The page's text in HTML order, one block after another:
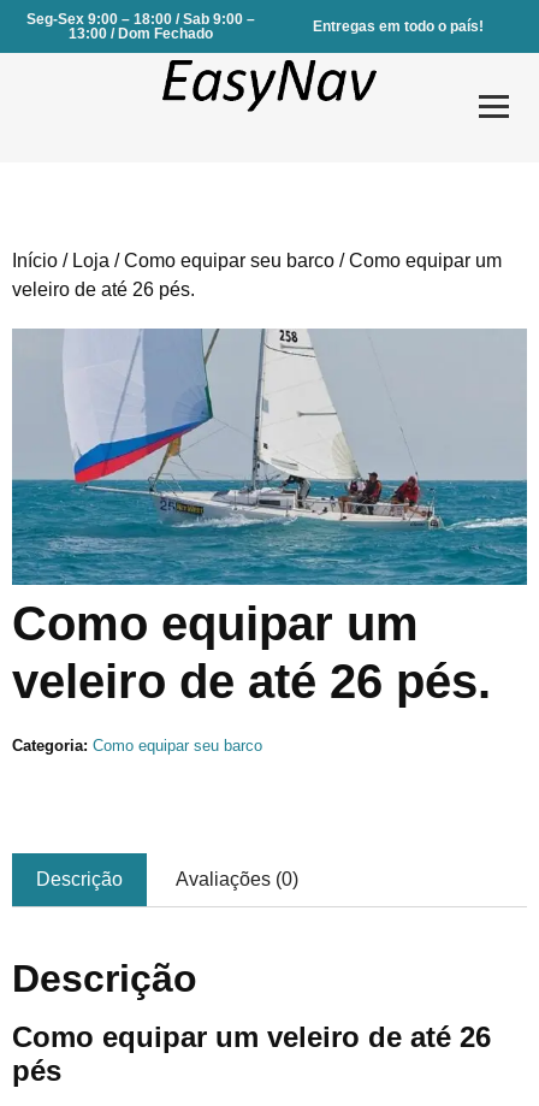
Seg-Sex 9:00 – 18:00 / Sab 9:00 –
13:00 / Dom Fechado
Entregas em todo o país!
Serviços
Sobre Nós
Contactos
Início / Loja /Como equipar seu barco / Como equipar um
veleiro de até 26 pés.
Como equipar um
veleiro de até 26 pés.
Categoria: Como equipar seu barco
Descrição Avaliações (0)
Descrição
Como equipar um veleiro de até 26
pés